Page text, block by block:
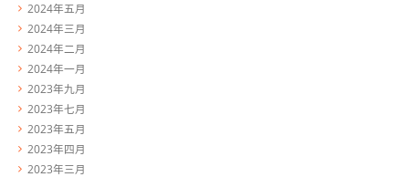
2024年五月
2024年三月
2024年二月
2024年一月
2023年九月
2023年七月
2023年五月
2023年四月
2023年三月